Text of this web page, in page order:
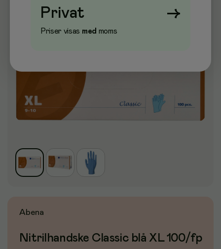
Abena
Nitrilhandske Classic blå XL 100/fp
Privat →
Priser visas med moms